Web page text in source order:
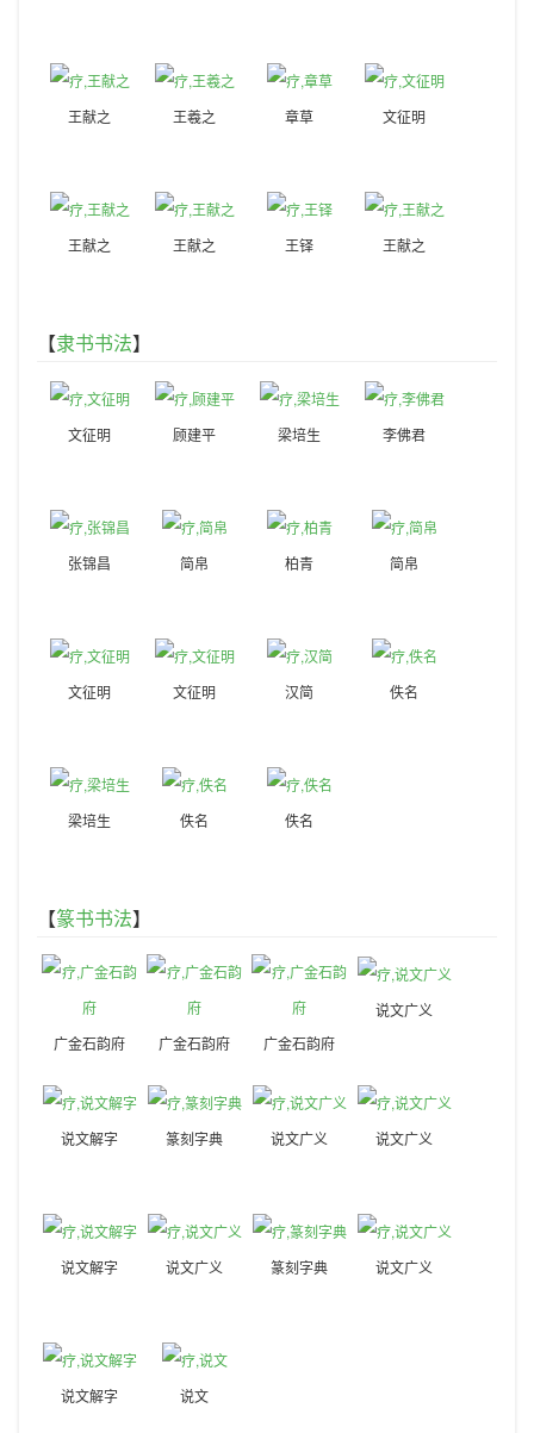
王献之 王羲之 章草 文征明
王献之 王献之 王铎 王献之
【隶书书法】
文征明 顾建平 梁培生 李佛君
张锦昌 简帛 柏青 简帛
文征明 文征明 汉简 佚名
梁培生 佚名 佚名
【篆书书法】
广金石韵府 广金石韵府 广金石韵府
说文广义
说文解字 篆刻字典 说文广义 说文广义
说文解字 说文广义 篆刻字典 说文广义
说文解字 说文